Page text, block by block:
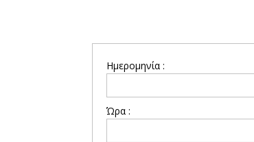
Ημερομηνία :
Ώρα :